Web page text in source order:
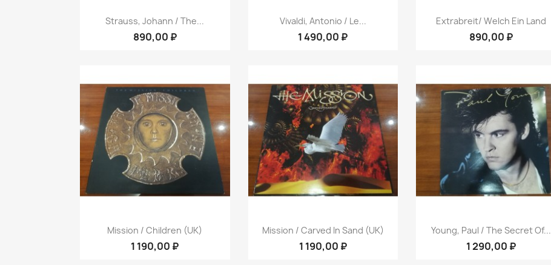
Быстрый просмотр
Strauss, Johann / The...
890,00 ₽
Быстрый просмотр
Vivaldi, Antonio / Le...
1 490,00 ₽
Быстрый просмотр
Extrabreit/ Welch Ein Land
890,00 ₽
Быстрый просмотр
Mission / Children (UK)
1 190,00 ₽
Быстрый просмотр
Mission / Carved In Sand (UK)
1 190,00 ₽
Быстрый просмотр
Young, Paul / The Secret Of...
1 290,00 ₽